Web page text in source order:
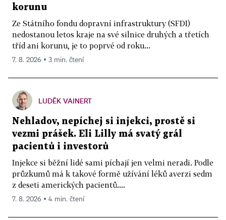
korunu
Ze Státního fondu dopravní infrastruktury (SFDI)
nedostanou letos kraje na své silnice druhých a třetích
tříd ani korunu, je to poprvé od roku...
7. 8. 2026 ▪ 3 min. čtení
LUDĚK VAINERT
Nehladov, nepíchej si injekci, prostě si
vezmi prášek. Eli Lilly má svatý grál
pacientů i investorů
Injekce si běžní lidé sami píchají jen velmi neradi. Podle
průzkumů má k takové formě užívání léků averzi sedm
z deseti amerických pacientů....
7. 8. 2026 ▪ 4 min. čtení